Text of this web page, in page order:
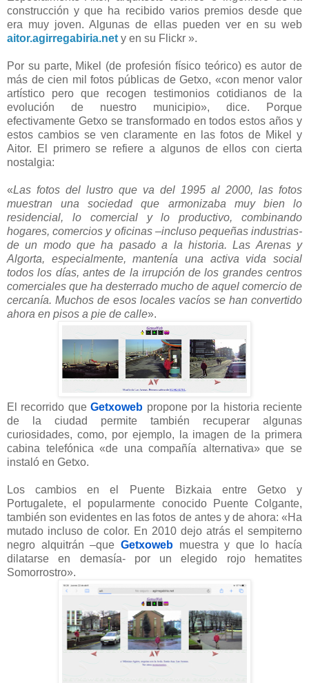
construcción y que ha recibido varios premios desde que
era muy joven. Algunas de ellas pueden ver en su web
aitor.agirregabiria.net y en su Flickr ».
Por su parte, Mikel (de profesión físico teórico) es autor de
más de cien mil fotos públicas de Getxo, «con menor valor
artístico pero que recogen testimonios cotidianos de la
evolución de nuestro municipio», dice.
Porque
efectivamente Getxo se transformado en todos estos años y
estos cambios se ven claramente en las fotos de Mikel y
Aitor. El primero se refiere a algunos de ellos con cierta
nostalgia:
«Las fotos del lustro que va del 1995 al 2000, las fotos
muestran una sociedad que armonizaba muy bien lo
residencial, lo comercial y lo productivo, combinando
hogares, comercios y oficinas –incluso pequeñas industrias-
de un modo que ha pasado a la historia. Las Arenas y
Algorta, especialmente, mantenía una activa vida social
todos los días, antes de la irrupción de los grandes centros
comerciales que ha desterrado mucho de aquel comercio de
cercanía. Muchos de esos locales vacíos se han convertido
ahora en pisos a pie de calle».
El recorrido queGetxoweb propone por la historia reciente
de la ciudad permite también recuperar algunas
curiosidades, como, por ejemplo, la imagen de la primera
cabina telefónica «de una compañía alternativa» que se
instaló en Getxo.
Los cambios en el Puente Bizkaia entre Getxo y
Portugalete, el popularmente conocido Puente Colgante,
también son evidentes en las fotos de antes y de ahora: «Ha
mutado incluso de color. En 2010 dejo atrás el sempiterno
negro alquitrán –que Getxowebmuestra y que lo hacía
dilatarse en demasía- por un elegido rojo hematites
Somorrostro».